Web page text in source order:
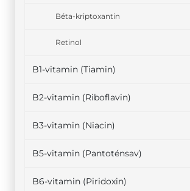
Béta-kriptoxantin
Retinol
B1-vitamin (Tiamin)
B2-vitamin (Riboflavin)
B3-vitamin (Niacin)
B5-vitamin (Pantoténsav)
B6-vitamin (Piridoxin)